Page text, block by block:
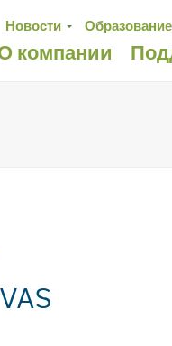
Новости Образование
компании